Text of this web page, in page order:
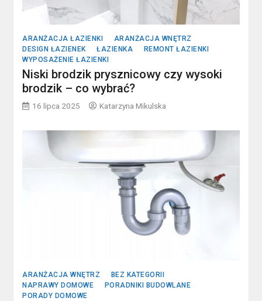
ARANŻACJA ŁAZIENKI
ARANŻACJA WNĘTRZ
DESIGN ŁAZIENEK
ŁAZIENKA
REMONT ŁAZIENKI
WYPOSAŻENIE ŁAZIENKI
Niski brodzik prysznicowy czy wysoki
brodzik – co wybrać?
16 lipca 2025 Katarzyna Mikulska
ARANŻACJA WNĘTRZ
BEZ KATEGORII
NAPRAWY DOMOWE
PORADNIKI BUDOWLANE
PORADY DOMOWE